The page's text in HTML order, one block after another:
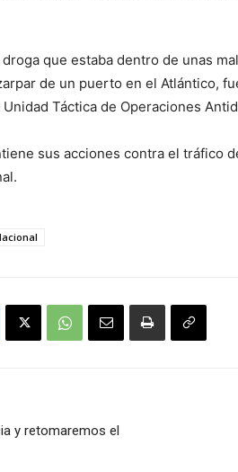
que estaba dentro de unas
de un puerto en el Atlántico,
Táctica de Operaciones
sus acciones contra el tráfico
y retomaremos el